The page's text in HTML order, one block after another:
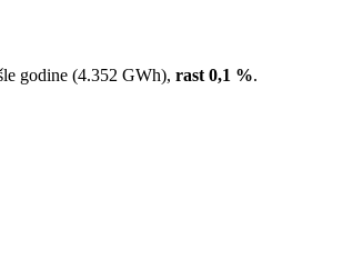
godine (4.352 GWh), rast 0,1 %.